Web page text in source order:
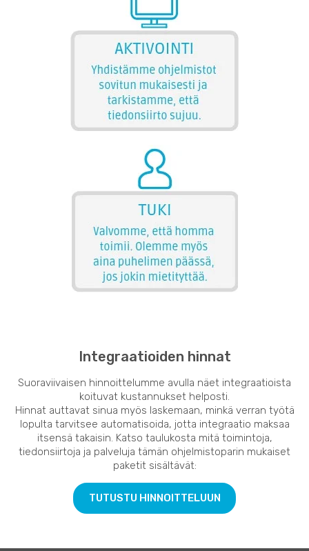
Integraatioiden hinnat
Suoraviivaisen hinnoittelumme avulla näet integraatioista
koituvat kustannukset helposti.
Hinnat auttavat sinua myös laskemaan, minkä verran työtä
lopulta tarvitsee automatisoida, jotta integraatio maksaa
itsensä takaisin. Katso taulukosta mitä toimintoja,
tiedonsiirtoja ja palveluja tämän ohjelmistoparin mukaiset
paketit sisältävät:
TUTUSTU HINNOITTELUUN